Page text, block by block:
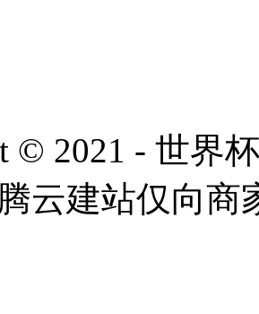
© 2021 - 世界
云建站仅向商